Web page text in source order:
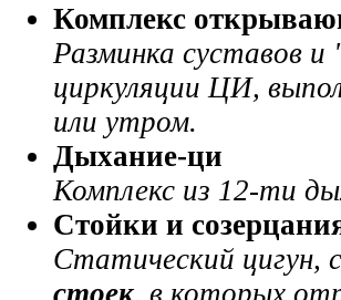
Комплекс о
Разминка суставов
циркуляции ЦИ,
или утром.
Дыхание-ци
Комплекс из 12-ти
Стойки и
Статический цигун,
стоек, в которых